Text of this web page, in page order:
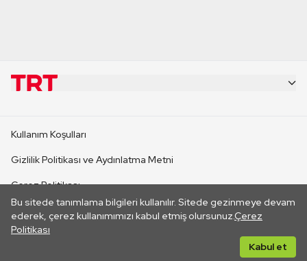
Bu sitede tanımlama bilgileri kullanılır. Sitede gezinmeye devam
ederek, çerez kullanımımızı kabul etmiş olursunuz.Çerez
Politikası
Kabul et
CANLI YAYINLAR
Kullanım Koşulları
Gizlilik Politikası ve Aydınlatma Metni
Çerez Politikası
İletişim
Her hakkı saklıdır. ©2026 TRT. Bağlantı yoluyla gidilen dış